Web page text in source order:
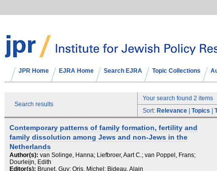
JPR Home EJRA Home Search EJRA Topic Collections
Search results
Your search found 2 items
Sort: Relevance Topics
Contemporary patterns of family formation, fertility and
family dissolution among Jews and non-Jews in the
Netherlands
Author(s): van Solinge, Hanna; Liefbroer, Aart C.; van Poppel, Frans;
Dourleijn, Edith
Editor(s): Brunet, Guy; Oris, Michel; Bideau, Alain